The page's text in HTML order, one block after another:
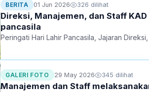
BERITA 01 Jun 2026 326 dilihat
Direksi, Manajemen, dan Staff
pancasila
Peringati Hari Lahir Pancasila, Jajaran
GALERI FOTO 29 May 2026 345 dilihat
Manajemen dan Staff